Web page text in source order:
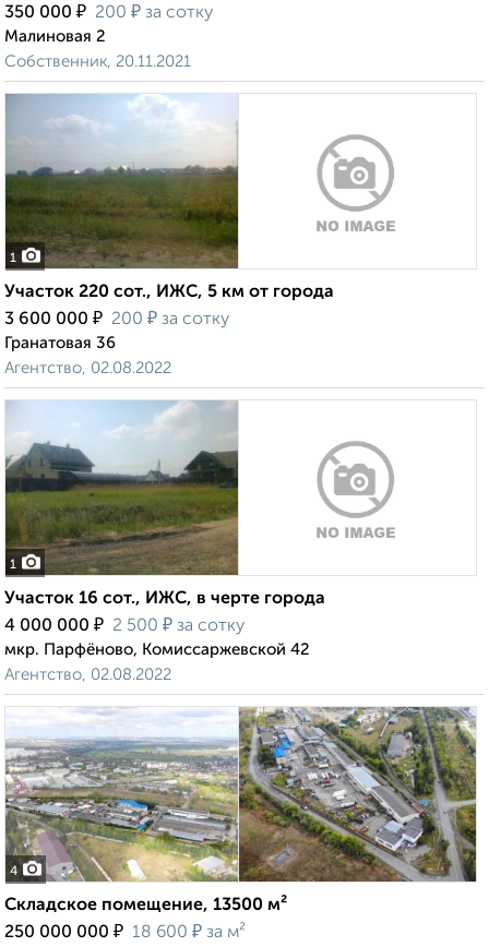
350 000 ₽ 200 ₽ за сотку
Малиновая 2
Собственник, 20.11.2021
1
Участок 220 сот., ИЖС, 5 км от города
3 600 000 ₽ 200 ₽ за сотку
Гранатовая 36
Агентство, 02.08.2022
1
Участок 16 сот., ИЖС, в черте города
4 000 000 ₽ 2 500 ₽ за сотку
мкр. Парфёново, Комиссаржевской 42
Агентство, 02.08.2022
4
Складское помещение, 13500 м²
250 000 000 ₽ 18 600 ₽ за м²